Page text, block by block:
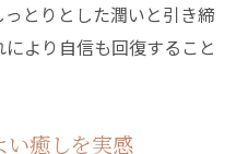
とりとした潤いと引き締
より自信も回復すること
い癒しを実感